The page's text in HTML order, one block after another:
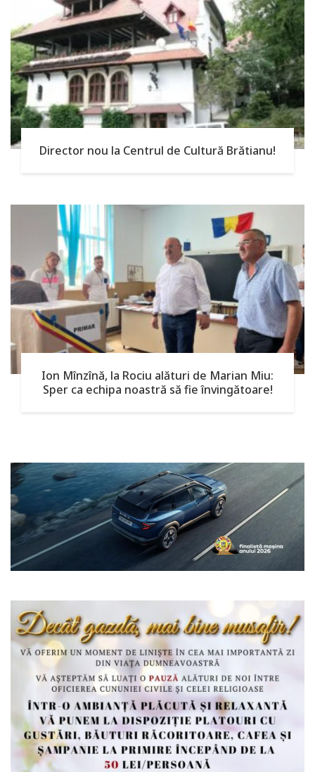
Director nou la Centrul de Cultură Brătianu!
Ion Mînzînă, la Rociu alături de Marian Miu:
Sper ca echipa noastră să fie învingătoare!